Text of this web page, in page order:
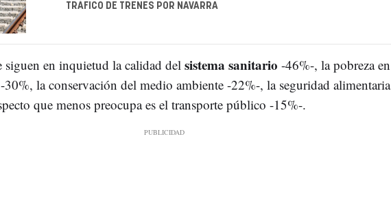
TRÁFICO DE TRENES POR NAVARRA
siguen en inquietud la calidad del sistema sanitario -46%-, la pobreza en
30%, la conservación del medio ambiente -22%-, la seguridad alimentaria
que menos preocupa es el transporte público -15%-.